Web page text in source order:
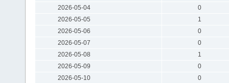
2026-05-04
0
2026-05-05
1
2026-05-06
0
2026-05-07
0
2026-05-08
1
2026-05-09
0
2026-05-10
0